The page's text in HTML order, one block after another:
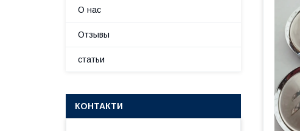
О нас
Отзывы
статьи
КОНТАКТИ